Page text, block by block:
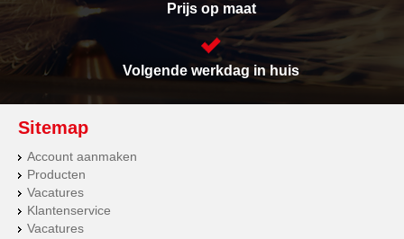
Prijs op maat
Volgende werkdag in huis
Sitemap
Account aanmaken
Producten
Vacatures
Klantenservice
Vacatures